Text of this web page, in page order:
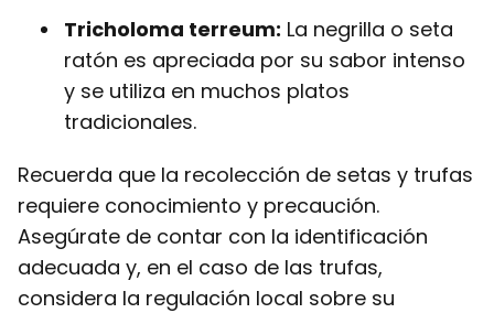
Tricholoma terreum: La negrilla o seta
ratón es apreciada por su sabor intenso
y se utiliza en muchos platos
tradicionales.
Recuerda que la recolección de setas y trufas
requiere conocimiento y precaución.
Asegúrate de contar con la identificación
adecuada y, en el caso de las trufas,
considera la regulación local sobre su